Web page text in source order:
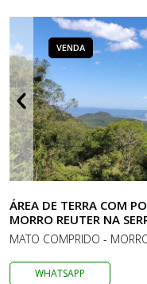
VENDA
ÁREA DE TERRA COM
MORRO REUTER NA
MATO COMPRIDO -
WHATSAPP